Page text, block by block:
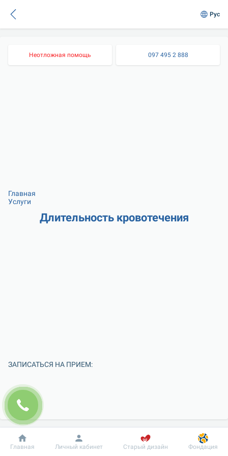
Рус
Неотложная помощь 097 495 2 888
Главная
Услуги
Длительность кровотечения
ЗАПИСАТЬСЯ НА ПРИЕМ:
Добробут Информация Пациенту
Главная Личный кабинет Старый дизайн Фондация